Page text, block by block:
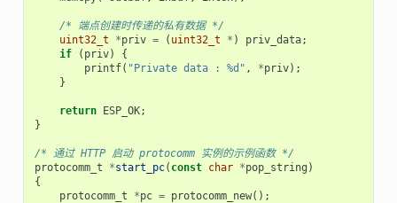
/* 端点创建时传递的私有数据 */
uint32_t
*priv = ( uint32_t * ) priv_data;
if
( priv)
{
printf( "Private data : %d" , *priv);
}
return ESP_OK;
}
/* 通过 HTTP 启动 protocomm 实例的示例函数 */
protocomm_t
*start_pc( const char *pop_string )
{
protocomm_t
*pc = protocomm_new();